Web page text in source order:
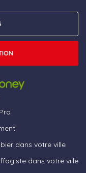
dans votre ville
dans votre ville